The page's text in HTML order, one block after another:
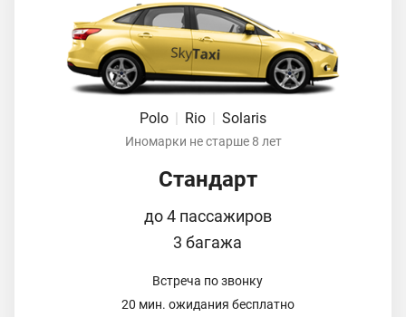
Polo | Rio | Solaris
Иномарки не старше 8 лет
Стандарт
до 4 пассажиров
3 багажа
Встреча по звонку
20 мин. ожидания бесплатно